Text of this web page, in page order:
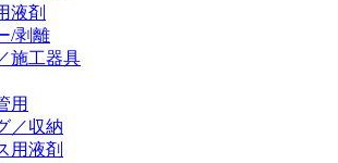
液剤
/剥離
施工器具
用
／収納
用液剤